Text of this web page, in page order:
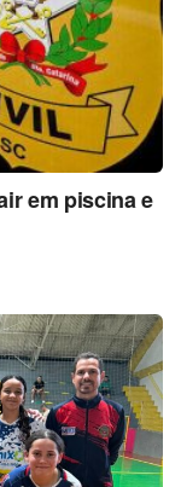
em piscina e